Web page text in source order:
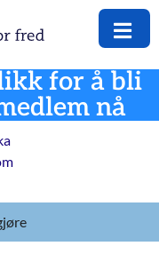
for å bli
nå